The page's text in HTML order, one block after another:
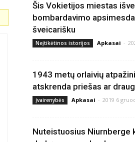
Šis Vokietijos miestas
bombardavimo
šveicarišku
Neįtikėtinos istorijos Apkasai -
1943 metų orlaivių
atskrenda priešas ar
Įvairenybės Apkasai - 2019 6
Nuteistuosius Niurnberge